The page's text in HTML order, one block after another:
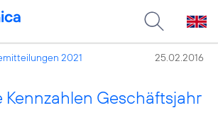
2021 25.02.2016
Kennzahlen Geschäftsjahr